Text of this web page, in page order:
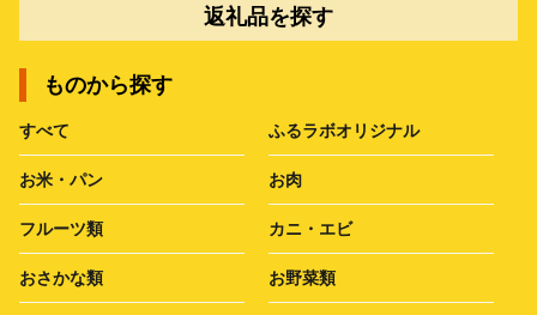
返礼品を探す
ものから探す
すべて ふるラボオリジナル
お米・パン お肉
フルーツ類 カニ・エビ
おさかな類 お野菜類